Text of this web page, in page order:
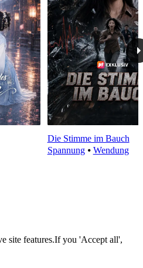
Die Stimme im Bauch
Spannung⦁ Wendung
site features.If you 'Accept all',